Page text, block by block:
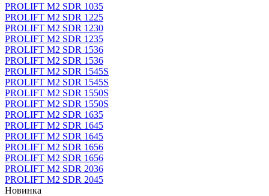
PROLIFT M2 SDR 1035
PROLIFT M2 SDR 1225
PROLIFT M2 SDR 1230
PROLIFT M2 SDR 1235
PROLIFT M2 SDR 1536
PROLIFT M2 SDR 1536
PROLIFT M2 SDR 1545S
PROLIFT M2 SDR 1545S
PROLIFT M2 SDR 1550S
PROLIFT M2 SDR 1550S
PROLIFT M2 SDR 1635
PROLIFT M2 SDR 1645
PROLIFT M2 SDR 1645
PROLIFT M2 SDR 1656
PROLIFT M2 SDR 1656
PROLIFT M2 SDR 2036
PROLIFT M2 SDR 2045
Новинка